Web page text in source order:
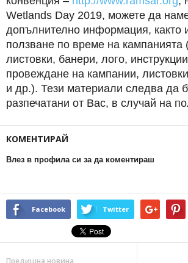
Wetlands Day 2019, можете да
допълнително информация, както
ползване по време на кампанията
листовки, банери, лого,
провеждане на кампании,
и др.). Тези материали следва да
разпечатани от Вас, в случай на
КОМЕНТИРАЙ
Влез в профила си за да коментираш
Facebook Twitter
Предишна новина